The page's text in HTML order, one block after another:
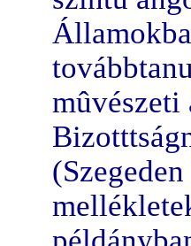
mûvészeti